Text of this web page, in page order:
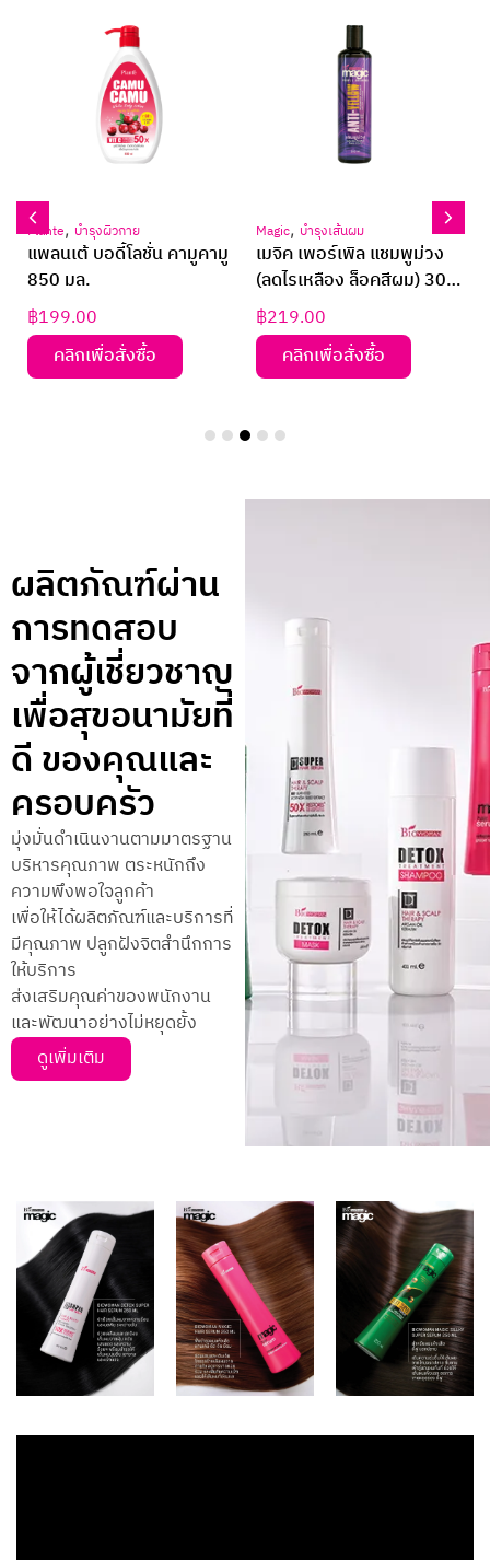
Plante, บำรุงผิวกาย
แพลนเต้ บอดี้โลชั่น คามูคามู
850 มล.
฿199.00
คลิกเพื่อสั่งซื้อ
Magic, บำรุงเส้นผม
เมจิค เพอร์เพิล แชมพูม่วง
(ลดไรเหลือง ล็อคสีผม) 300
มล.
฿219.00
คลิกเพื่อสั่งซื้อ
ผลิตภัณฑ์ผ่าน
การทดสอบ
จากผู้เชี่ยวชาญ
เพื่อสุขอนามัยที่
ดี ของคุณและ
ครอบครัว
มุ่งมั่นดำเนินงานตามมาตรฐาน
บริหารคุณภาพ ตระหนักถึง
ความพึงพอใจลูกค้า
เพื่อให้ได้ผลิตภัณฑ์และบริการที่
มีคุณภาพ ปลูกฝังจิตสำนึกการ
ให้บริการ
ส่งเสริมคุณค่าของพนักงาน
และพัฒนาอย่างไม่หยุดยั้ง
ดูเพิ่มเติม